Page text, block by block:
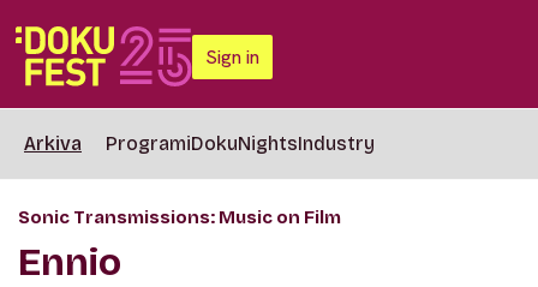
Sign in
Arkiva ProgramiDokuNightsIndustry
Sonic Transmissions: Music on Film
Ennio